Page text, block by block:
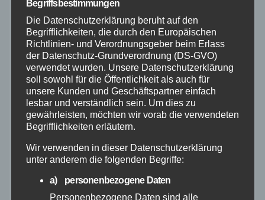
Mai 2026
April 2026
März 2026
Februar 2026
Januar 2026
Begriffsbestimmungen
Die Datenschutzerklärung beruht auf den
Begrifflichkeiten, die durch den Europäischen
Richtlinien- und Verordnungsgeber beim Erlass
der Datenschutz-Grundverordnung (DS-GVO)
verwendet wurden. Unsere Datenschutzerklärung
soll sowohl für die Öffentlichkeit als auch für
unsere Kunden und Geschäftspartner einfach
lesbar und verständlich sein. Um dies zu
gewährleisten, möchten wir vorab die verwendeten
Begrifflichkeiten erläutern.
Wir verwenden in dieser Datenschutzerklärung
unter anderem die folgenden Begriffe:
a) personenbezogene Daten
Personenbezogene Daten sind alle